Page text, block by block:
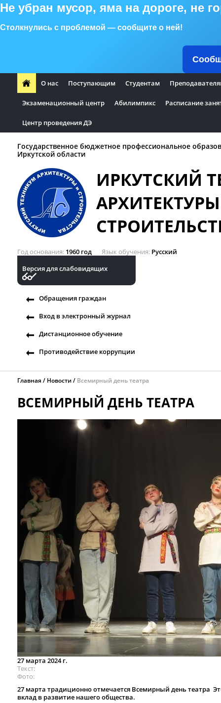
Не убран мусор, яма на дороге, не
Столкнулись с проблемой — сообщите о ней!
О нас Поступающим Студентам
Экзаменационный центр Абилимпикс Расписание
Центр проведения ДЭ
Государственное бюджетное профессиональное
Иркутской области
ИРКУТСКИЙ
Год основания 1960 год Язык обучения Русский
Версия для слабовидящих
Обращения граждан
Вход в электронный журнал
Дистанционное обучение
Противодействие коррупции
Главная Новости Всемирный день театра
ВСЕМИРНЫЙ ДЕНЬ ТЕАТРА
27 марта 2024 г.
Текст
Фото
27 марта традиционно отмечается Всемирный день театра
вклад в развитие нашего общества.